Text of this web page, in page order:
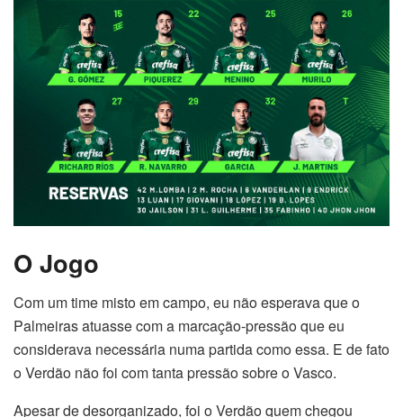
O Jogo
Com um time misto em campo, eu não esperava que o
Palmeiras atuasse com a marcação-pressão que eu
considerava necessária numa partida como essa. E de fato
o Verdão não foi com tanta pressão sobre o Vasco.
Apesar de desorganizado, foi o Verdão quem chegou